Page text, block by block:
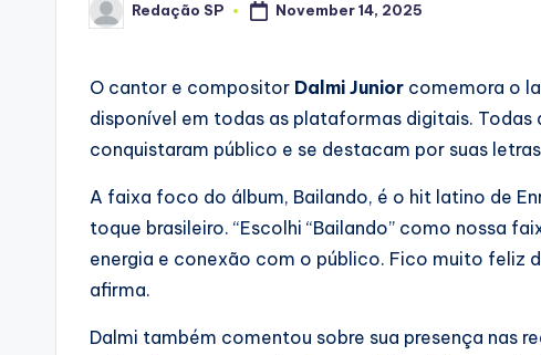
Posted
by
Redação SP November 14, 2025
O cantor e compositor Dalmi Junior comemora o
disponível em todas as plataformas digitais.
conquistaram público e se destacam por suas
A faixa foco do álbum, Bailando, é o hit latino de
toque brasileiro. “Escolhi “Bailando” como nossa
energia e conexão com o público. Fico muito feliz
afirma.
Dalmi também comentou sobre sua presença nas